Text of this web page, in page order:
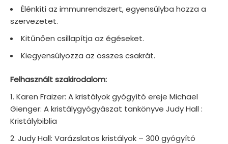
Élénkíti az immunrendszert, egyensúlyba hozza a
szervezetet.
Kitűnően csillapítja az égéseket.
Kiegyensúlyozza az összes csakrát.
Felhasznált szakirodalom:
Karen Fraizer: A kristályok gyógyító ereje Michael
Gienger: A kristálygyógyászat tankönyve Judy Hall :
Kristálybiblia
Judy Hall: Varázslatos kristályok – 300 gyógyító